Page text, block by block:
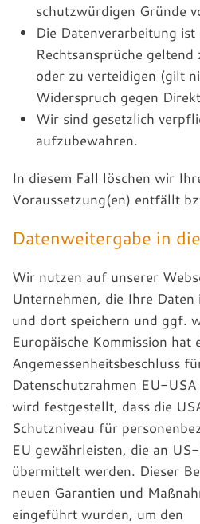
schutzwürdigen Gründe
Die Datenverarbeitung
Rechtsansprüche
oder zu verteidigen (gilt
Widerspruch gegen
Wir sind gesetzlich
aufzubewahren.
In diesem Fall löschen wir
Voraussetzung(en) entfällt
Datenweitergabe in
Wir nutzen auf unserer
Unternehmen, die Ihre
und dort speichern und ggf.
Europäische Kommission hat
Angemessenheitsbeschluss
Datenschutzrahmen EU-
wird festgestellt, dass die
Schutzniveau für
EU gewährleisten, die an
übermittelt werden. Dieser
neuen Garantien und
eingeführt wurden, um den